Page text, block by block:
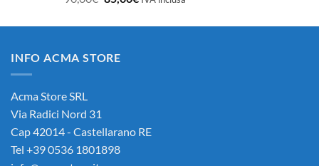
originale
90,00€.
attuale
INFO ACMA STORE
Acma Store SRL
Via Radici Nord 31
Cap 42014 - Castellarano RE
Tel +39 0536 1801898